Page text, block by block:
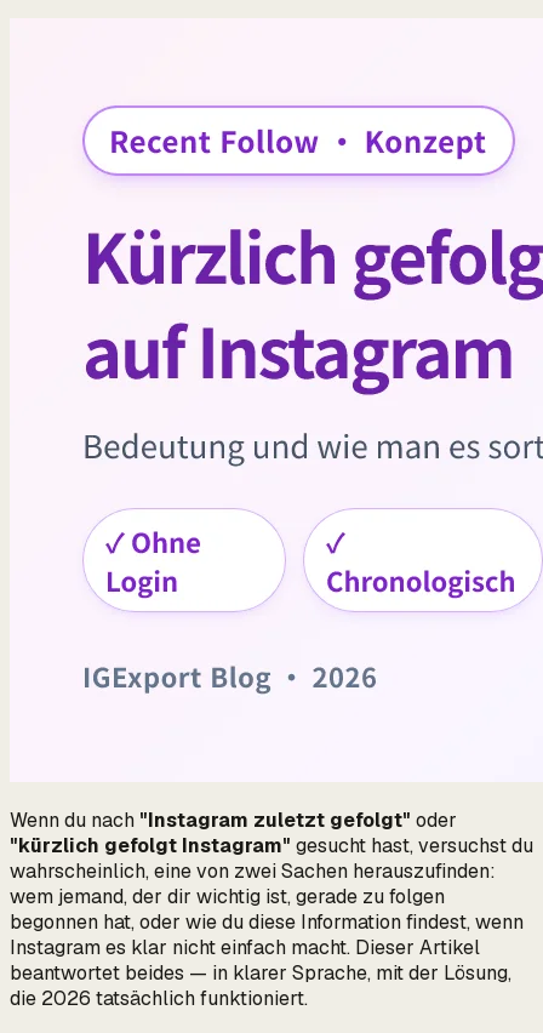
Wenn du nach "Instagram zuletzt gefolgt" oder
"kürzlich gefolgt Instagram" gesucht hast, versuchst du
wahrscheinlich, eine von zwei Sachen herauszufinden:
wem jemand, der dir wichtig ist, gerade zu folgen
begonnen hat, oder wie du diese Information findest, wenn
Instagram es klar nicht einfach macht. Dieser Artikel
beantwortet beides — in klarer Sprache, mit der Lösung,
die 2026 tatsächlich funktioniert.